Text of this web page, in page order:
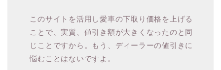
このサイトを活用し愛車の下取り価格を上げる
ことで、実質、値引き額が大きくなったのと同
じことですから。もう、ディーラーの値引きに
悩むことはないですよ。